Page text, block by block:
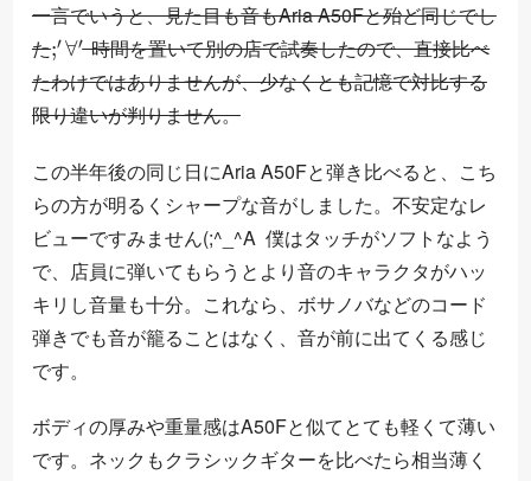
一言でいうと、見た目も音もAria A50Fと殆ど同じでし
た
;′∀ ′
時間を置いて別の店で試奏したので、直接比べ
たわけではありませんが、少なくとも記憶で対比する
限り違いが判りません。
この半年後の同じ日にAria A50Fと弾き比べると、こち
らの方が明るくシャープな音がしました。不安定なレ
ビューですみません(;^_^A 僕はタッチがソフトなよう
で、店員に弾いてもらうとより音のキャラクタがハッ
キリし音量も十分。これなら、ボサノバなどのコード
弾きでも音が籠ることはなく、音が前に出てくる感じ
です。
ボディの厚みや重量感はA50Fと似てとても軽くて薄い
です。ネックもクラシックギターを比べたら相当薄く